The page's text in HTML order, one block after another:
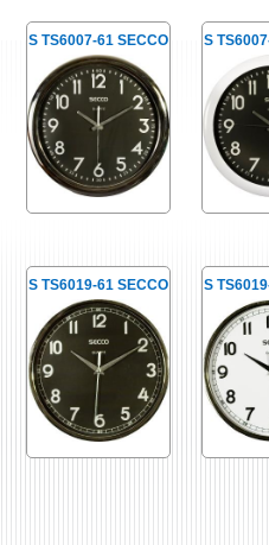
S TS6007-61 SECCO S
S TS6019-61 SECCO S